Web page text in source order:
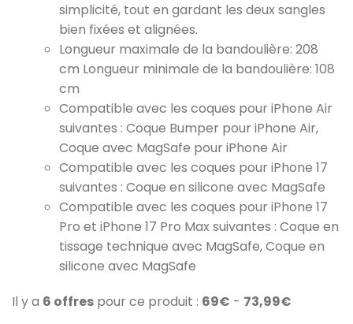
simplicité, tout en gardant les deux sangles
bien fixées et alignées.
Longueur maximale de la bandoulière: 208
cm Longueur minimale de la bandoulière: 108
cm
Compatible avec les coques pour iPhone Air
suivantes : Coque Bumper pour iPhone Air,
Coque avec MagSafe pour iPhone Air
Compatible avec les coques pour iPhone 17
suivantes : Coque en silicone avec MagSafe
Compatible avec les coques pour iPhone 17
Pro et iPhone 17 Pro Max suivantes : Coque en
tissage technique avec MagSafe, Coque en
silicone avec MagSafe
Il y a 6 offres pour ce produit : 69€ - 73,99€